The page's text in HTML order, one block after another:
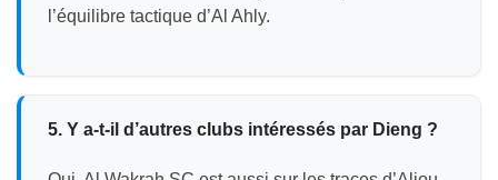
l’équilibre tactique d’Al Ahly.
5. Y a-t-il d’autres clubs intéressés par Dieng ?